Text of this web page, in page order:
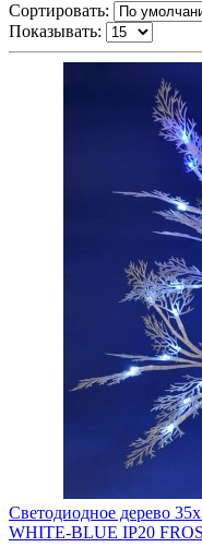
Сортировать:
Показывать:
Светодиодное дерево
WHITE-BLUE IP20